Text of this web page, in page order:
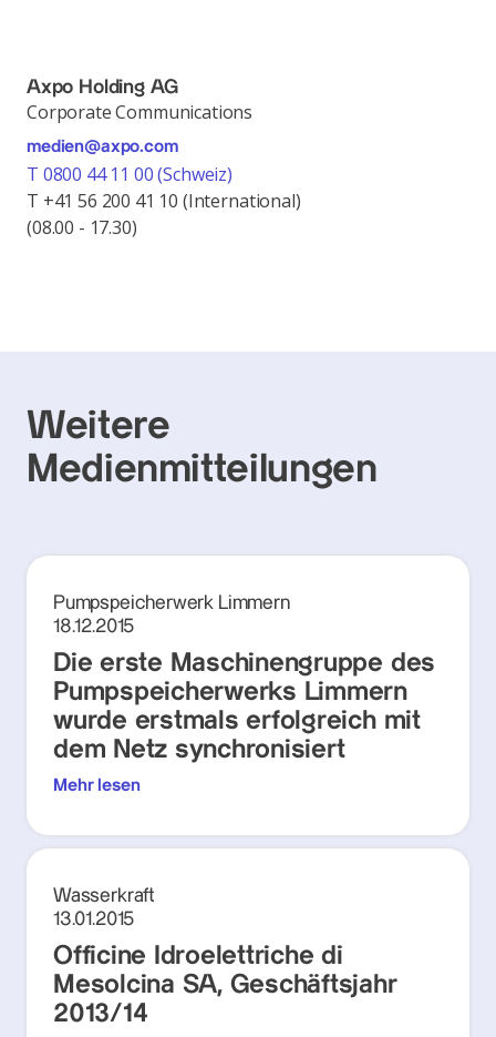
Axpo Holding AG
Corporate Communications
medien@axpo.com
T 0800 44 11 00 (Schweiz)
T +41 56 200 41 10 (International)
(08.00 - 17.30)
Weitere
Medienmitteilungen
Pumpspeicherwerk Limmern
18.12.2015
Die erste Maschinengruppe des
Pumpspeicherwerks Limmern
wurde erstmals erfolgreich mit
dem Netz synchronisiert
Mehr lesen
Wasserkraft
13.01.2015
Officine Idroelettriche di
Mesolcina SA, Geschäftsjahr
2013/14